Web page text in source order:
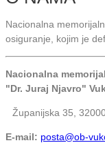
Nacionalna
osiguranje, kojim je
Nacionalna
"Dr. Juraj Njavro"
Županijska 35,
E-mail: posta@ob-